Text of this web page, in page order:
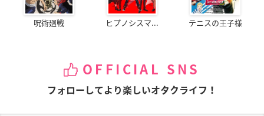
呪術廻戦 ヒプノシスマ... テニスの王子様
OFFICIAL SNS
フォローしてより楽しいオタクライフ！